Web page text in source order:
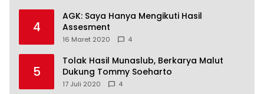
4
AGK: Saya Hanya Mengikuti Hasil
Assesment
16 Maret 2020 4
5
Tolak Hasil Munaslub, Berkarya Malut
Dukung Tommy Soeharto
17 Juli 2020 4